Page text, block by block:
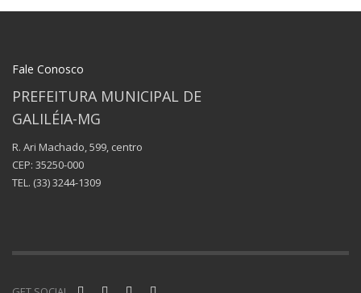
Fale Conosco
PREFEITURA MUNICIPAL DE
GALILÉIA-MG
R. Ari Machado, 599, centro
CEP: 35250-000
TEL. (33) 3244-1309